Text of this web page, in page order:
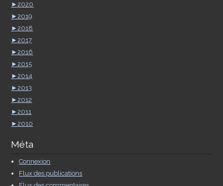
►2020
►2019
►2018
►2017
►2016
►2015
►2014
►2013
►2012
►2011
►2010
Méta
Connexion
Flux des publications